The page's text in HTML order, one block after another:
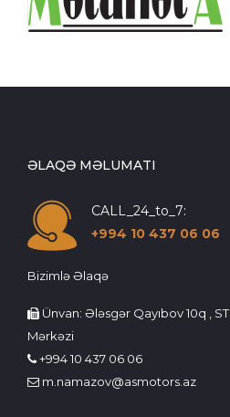
ƏLAQƏ MƏLUMATI
CALL_24_to_7:
+994 10 437 06 06
Bizimlə Əlaqə
Ünvan: Ələsgər Qayıbov 10q ,
Mərkəzi
+994 10 437 06 06
m.namazov@asmotors.az